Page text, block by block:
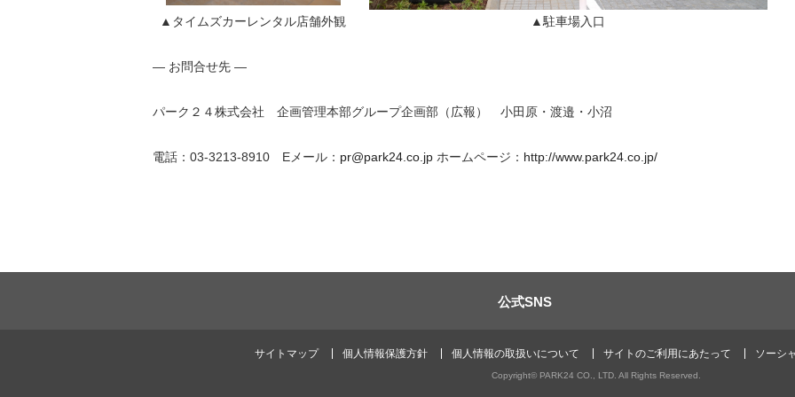
▲タイムズカーレンタル店舗外観 ▲駐車場入口
― お問合せ先 ―
パーク２４株式会社 企画管理本部グループ企画部（広報） 小田原・渡邉・小沼
電話：03-3213-8910 Eメール： pr@park24.co.jp ホームページ： http://www.park24.co.jp/
公式SNS
サイトマップ 個人情報保護方針 個人情報の取扱いについて サイトのご利用にあたって ソーシ
Copyright© PARK24 CO., LTD. All Rights Reserved.